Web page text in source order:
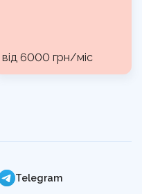
від 6000 грн/міс
Telegram